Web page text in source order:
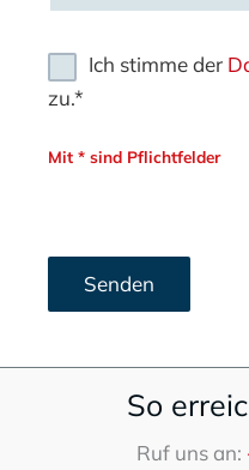
Ich stimme der
zu.*
Mit * sind Pflichtfelder
So
Ruf uns an: